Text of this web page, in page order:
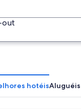
out
hotéis